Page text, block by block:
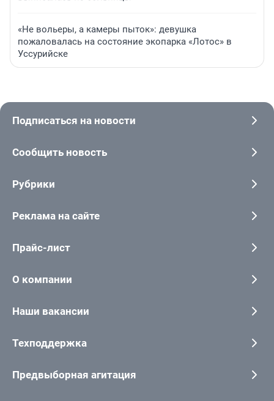
«Не вольеры, а камеры пыток»: девушка
пожаловалась на состояние экопарка «Лотос» в
Уссурийске
Подписаться на новости
Сообщить новость
Рубрики
Реклама на сайте
Прайс-лист
О компании
Наши вакансии
Техподдержка
Предвыборная агитация